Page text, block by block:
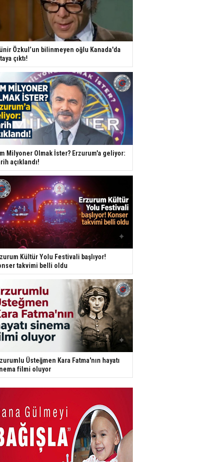
Özkul’un bilinmeyen oğlu Kanada'da
çıktı!
Milyoner Olmak İster? Erzurum'a geliyor:
açıklandı!
Kültür Yolu Festivali başlıyor!
takvimi belli oldu
Üsteğmen Kara Fatma'nın hayatı
filmi oluyor